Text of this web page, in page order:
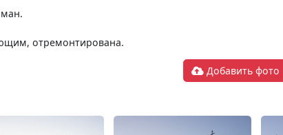
отремонтирована.
Добавить фото